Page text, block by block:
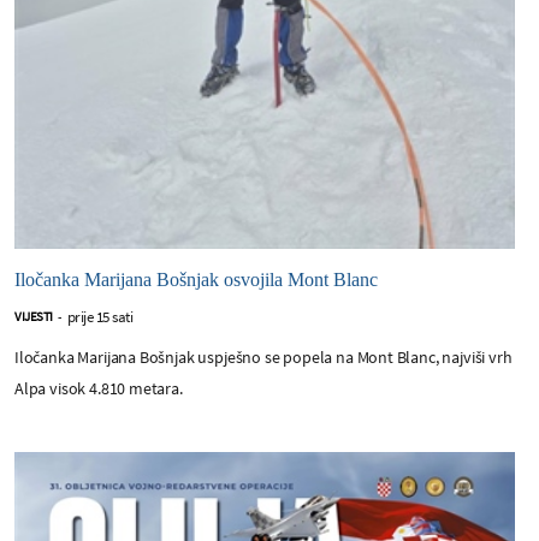
Iločanka Marijana Bošnjak osvojila Mont Blanc
VIJESTI - prije 15 sati
Iločanka Marijana Bošnjak uspješno se popela na Mont Blanc, najviši vrh
Alpa visok 4.810 metara.